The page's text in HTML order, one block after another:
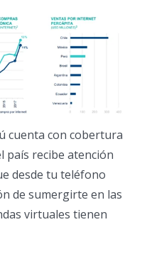
cuenta con cobertura
país recibe atención
desde tu teléfono
de sumergirte en las
virtuales tienen